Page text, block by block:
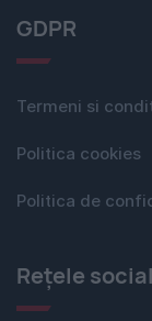
GDPR
Termeni si
Politica cookies
Politica de
Rețele